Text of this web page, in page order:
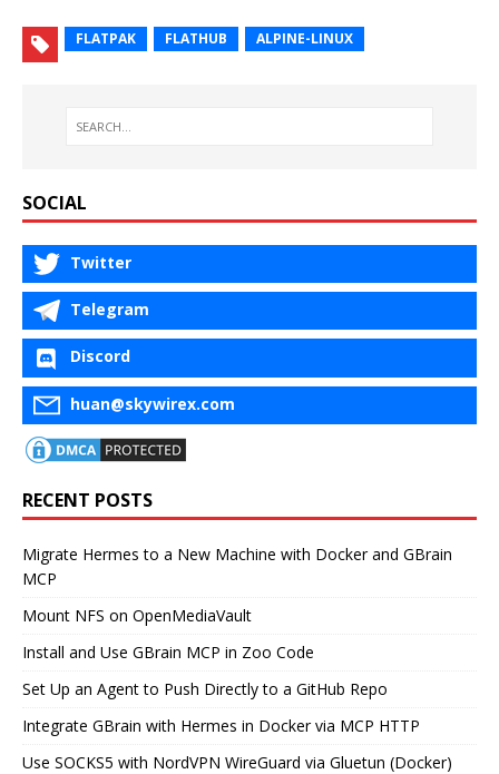
FLATPAK FLATHUB ALPINE-LINUX
SOCIAL
Twitter
Telegram
Discord
huan@skywirex.com
RECENT POSTS
Migrate Hermes to a New Machine with Docker and GBrain
MCP
Mount NFS on OpenMediaVault
Install and Use GBrain MCP in Zoo Code
Set Up an Agent to Push Directly to a GitHub Repo
Integrate GBrain with Hermes in Docker via MCP HTTP
Use SOCKS5 with NordVPN WireGuard via Gluetun (Docker)